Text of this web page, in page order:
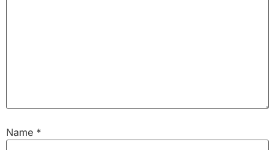
Name *